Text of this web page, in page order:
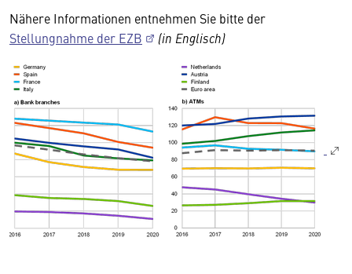
Nähere Informationen entnehmen Sie bitte der
Stellungnahme der EZB
(in Englisch)